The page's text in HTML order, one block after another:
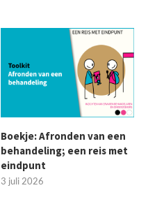
Boekje: Afronden van een
behandeling; een reis met
eindpunt
3 juli 2026